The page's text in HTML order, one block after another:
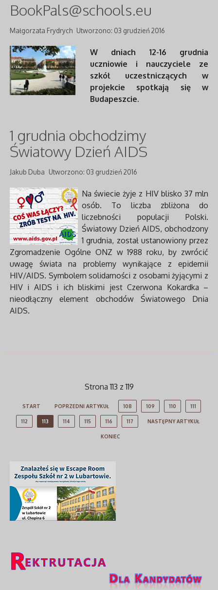
BookPals@schools.eu
Małgorzata Frydrych Utworzono: 03 grudzień 2016
W dniach 12-16 grudnia
uczniowie i nauczyciele ze
szkół uczestniczących w
projekcie spotkają się w
Budapeszcie.
1 grudnia obchodzimy
Światowy Dzień AIDS
Jakub Duba Utworzono: 03 grudzień 2016
Na świecie żyje z HIV blisko 37 mln
osób. To liczba zbliżona do
liczebności populacji Polski.
Światowy Dzień AIDS, obchodzony
1 grudnia, został ustanowiony przez
Zgromadzenie Ogólne ONZ w 1988 roku, by zwrócić
uwagę świata na problemy wynikające z epidemii
HIV/AIDS. Symbolem solidarności z osobami żyjącymi z
HIV i AIDS i ich bliskimi jest Czerwona Kokardka –
nieodłączny element obchodów Światowego Dnia
AIDS.
Strona 113 z 119
START POPRZEDNI ARTYKUŁ 108 109 110 111
112 113 114 115 116 117 NASTĘPNY ARTYKUŁ
KONIEC